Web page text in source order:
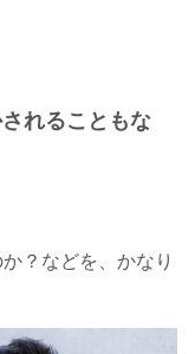
れることもな
？などを、かなり